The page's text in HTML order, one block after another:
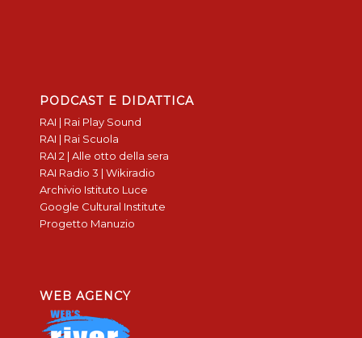
PODCAST E DIDATTICA
RAI | Rai Play Sound
RAI | Rai Scuola
RAI 2 | Alle otto della sera
RAI Radio 3 | Wikiradio
Archivio Istituto Luce
Google Cultural Institute
Progetto Manuzio
WEB AGENCY